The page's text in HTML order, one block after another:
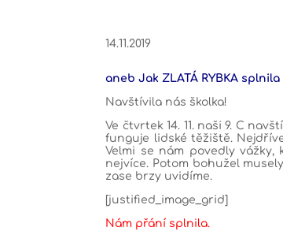
14.11.2019
aneb Jak ZLATÁ RYBKA
Navštívila nás školka!
Ve čtvrtek 14. 11. naši 9. C
funguje lidské těžiště.
Velmi se nám povedly vážky,
nejvíce. Potom bohužel
zase brzy uvidíme.
[justified_image_grid]
Nám přání splnila.